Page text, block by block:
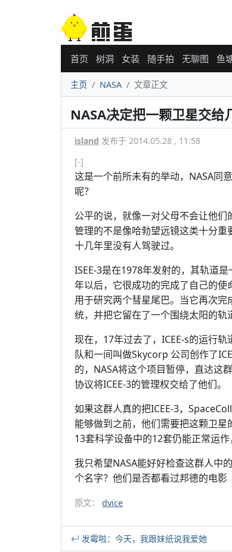
首页 树洞 女装 随手拍 无聊图 鱼
主页 NASA 文章正文
NASA决定把一颗卫星交给
island 发布于 2014.05.28 , 11:58
[-]
这是一个前所未有的举动，NASA同
呢？
公平的说，就像一对父母不会让他
管理的不是像哈勃望远镜这类十分重
十几年里没有人驾驶过。
ISEE-3是在1978年发射的，其轨道
年以后，它很成功的完成了自己的使
用于研究两个彗星尾巴。当它再次
统，并把它留在了一个围绕太阳的轨
现在，17年过去了，ICEE-s的运行
队和一间叫做Skycorp 公司创作了
的，NASA将这个项目暂停，直达这
协议将ICEE-3的管理权交给了他们。
如果这群人真的把ICEE-3，
能够做到之前，他们需要把这颗卫
13套科学设备中的12套仍能正常运
我只希望NASA能好好检查这群人中
个名字？他们是否都看过邦德的电影
原文： dvice
发霉啦：今天，我跟妹纸说我爱她